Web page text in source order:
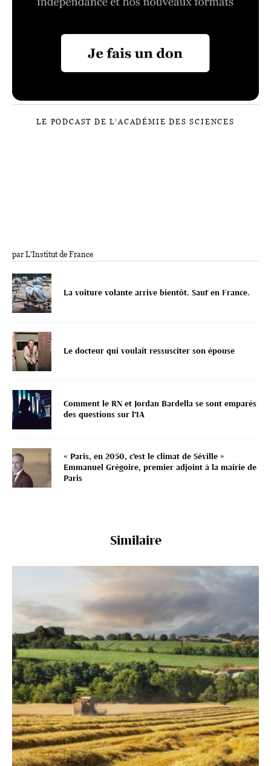
LE PODCAST DE L’ACADÉMIE DES SCIENCES
par L'Institut de France
La voiture volante arrive bientôt. Sauf en France.
Le docteur qui voulait ressusciter son épouse
Comment le RN et Jordan Bardella se sont emparés
des questions sur l’IA
« Paris, en 2050, c’est le climat de Séville »
Emmanuel Grégoire, premier adjoint à la mairie de
Paris
Similaire